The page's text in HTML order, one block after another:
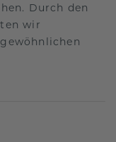
Durch den
wir